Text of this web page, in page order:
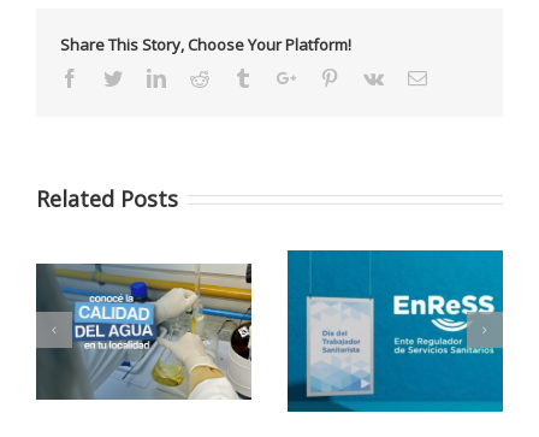
Share This Story, Choose Your Platform!
Facebook
TwitterLinkedinReddit TumblrGoogle+Pinterest
Vk Email
Related Posts
15 de Mayo – Feliz Día
del Trabajador
Sanitarista
El ENRESS está para…